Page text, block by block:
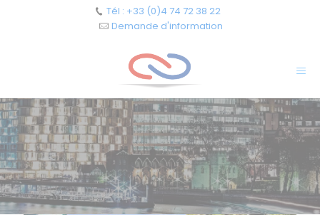
Tél : +33 (0)4 74 72 38 22
Demande d'information
Cookies management panel